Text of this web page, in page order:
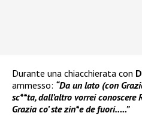
Durante una chiacchierata con
ammesso: “Da un lato (con
sc**ta, dall’altro vorrei conoscere
Grazia co’ ste zin*e de fuori…..”